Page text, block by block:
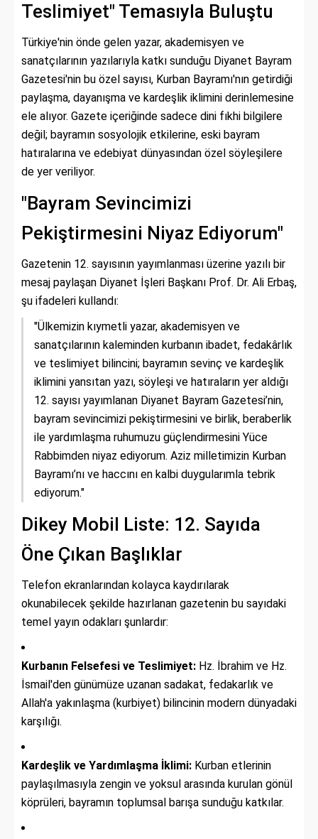
Teslimiyet" Temasıyla Buluştu
Türkiye'nin önde gelen yazar, akademisyen ve
sanatçılarının yazılarıyla katkı sunduğu Diyanet Bayram
Gazetesi'nin bu özel sayısı, Kurban Bayramı'nın getirdiği
paylaşma, dayanışma ve kardeşlik iklimini derinlemesine
ele alıyor. Gazete içeriğinde sadece dini fıkhi bilgilere
değil; bayramın sosyolojik etkilerine, eski bayram
hatıralarına ve edebiyat dünyasından özel söyleşilere
de yer veriliyor.
"Bayram Sevincimizi
Pekiştirmesini Niyaz Ediyorum"
Gazetenin 12. sayısının yayımlanması üzerine yazılı bir
mesaj paylaşan Diyanet İşleri Başkanı Prof. Dr. Ali Erbaş,
şu ifadeleri kullandı:
"Ülkemizin kıymetli yazar, akademisyen ve
sanatçılarının kaleminden kurbanın ibadet, fedakârlık
ve teslimiyet bilincini; bayramın sevinç ve kardeşlik
iklimini yansıtan yazı, söyleşi ve hatıraların yer aldığı
12. sayısı yayımlanan Diyanet Bayram Gazetesi’nin,
bayram sevincimizi pekiştirmesini ve birlik, beraberlik
ile yardımlaşma ruhumuzu güçlendirmesini Yüce
Rabbimden niyaz ediyorum. Aziz milletimizin Kurban
Bayramı’nı ve haccını en kalbi duygularımla tebrik
ediyorum."
Dikey Mobil Liste: 12. Sayıda
Öne Çıkan Başlıklar
Telefon ekranlarından kolayca kaydırılarak
okunabilecek şekilde hazırlanan gazetenin bu sayıdaki
temel yayın odakları şunlardır:
Kurbanın Felsefesi ve Teslimiyet: Hz. İbrahim ve Hz.
İsmail'den günümüze uzanan sadakat, fedakarlık ve
Allah'a yakınlaşma (kurbiyet) bilincinin modern dünyadaki
karşılığı.
Kardeşlik ve Yardımlaşma İklimi: Kurban etlerinin
paylaşılmasıyla zengin ve yoksul arasında kurulan gönül
köprüleri, bayramın toplumsal barışa sunduğu katkılar.